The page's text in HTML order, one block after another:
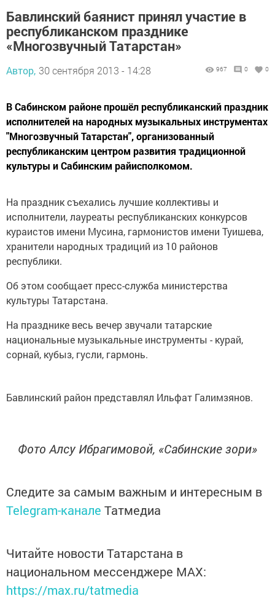
Бавлинский баянист принял участие в
республиканском празднике
«Многозвучный Татарстан»
Автор, 30 сентября 2013 - 14:28 967 0 0
В Сабинском районе прошёл республиканский праздник
исполнителей на народных музыкальных инструментах
"Многозвучный Татарстан", организованный
республиканским центром развития традиционной
культуры и Сабинским райисполкомом.
На праздник съехались лучшие коллективы и
исполнители, лауреаты республиканских конкурсов
кураистов имени Мусина, гармонистов имени Туишева,
хранители народных традиций из 10 районов
республики.
Об этом сообщает пресс-служба министерства
культуры Татарстана.
На празднике весь вечер звучали татарские
национальные музыкальные инструменты - курай,
сорнай, кубыз, гусли, гармонь.
Бавлинский район представлял Ильфат Галимзянов.
Фото Алсу Ибрагимовой, «Сабинские зори»
Следите за самым важным и интересным в
Telegram-канале Татмедиа
Читайте новости Татарстана в
национальном мессенджере MАХ:
https://max.ru/tatmedia